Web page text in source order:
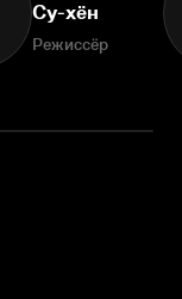
Су-хён
Режиссёр